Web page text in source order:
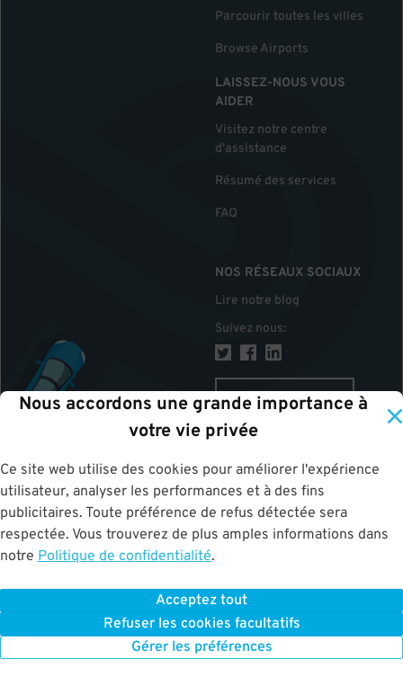
Nous accordons une grande importance à
votre vie privée
Ce site web utilise des cookies pour améliorer l'expérience
utilisateur, analyser les performances et à des fins
publicitaires. Toute préférence de refus détectée sera
respectée. Vous trouverez de plus amples informations dans
notre Politique de confidentialité.
Acceptez tout
Refuser les cookies facultatifs
Gérer les préférences
Parcourir toutes les villes
Browse Airports
LAISSEZ-NOUS VOUS
AIDER
Visitez notre centre
d'assistance
Résumé des services
FAQ
NOS RÉSEAUX SOCIAUX
Lire notre blog
Suivez nous:
CANADA
HAUT
Tous les droits sont réservés.
Terms of Use for Motorists| Privacy Policy|ALPR Policy
Your Privacy Choices